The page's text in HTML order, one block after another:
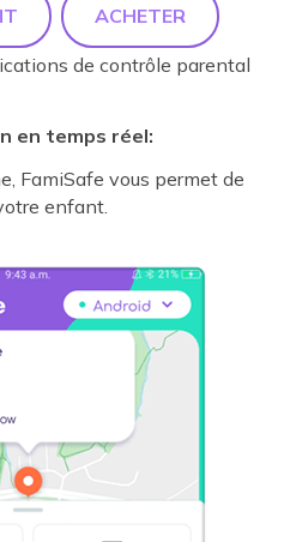
ACHETER
de contrôle parental
en temps réel:
FamiSafe vous permet de
enfant.